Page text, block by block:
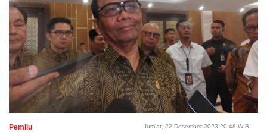
Pemilu Jum'at, 22 Desember 2023 20:48 WIB